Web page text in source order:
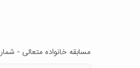
مسابقه خانواده متعالی -